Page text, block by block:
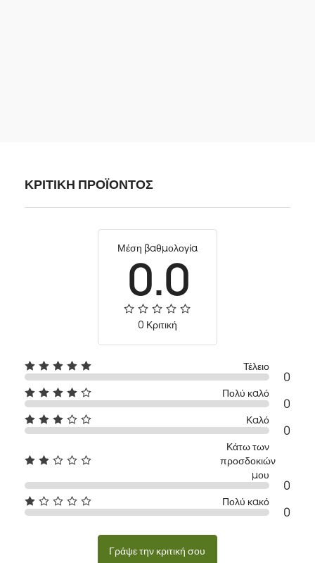
ΚΡΙΤΙΚΗ ΠΡΟΪΟΝΤΟΣ
Μέση βαθμολογία
0.0
0 Κριτική
Τέλειο
0
Πολύ καλό
0
Καλό
0
Κάτω των
προσδοκιών
μου
0
Πολύ κακό
0
Γράψε την κριτική σου